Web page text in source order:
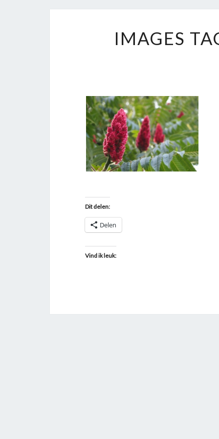
IMAGES
Dit delen:
Delen
Vind ik leuk: